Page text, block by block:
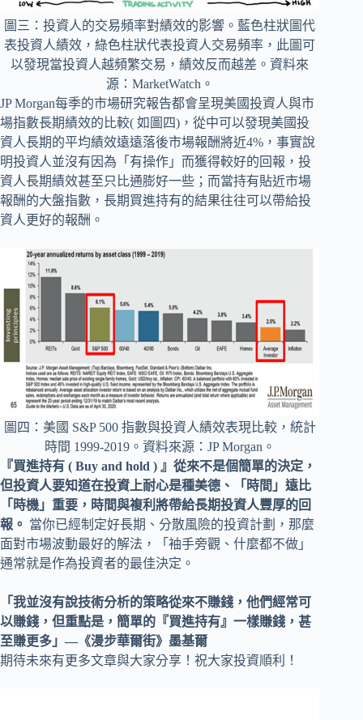
圖三：投資人的交易頻率對績效的影響。藍色柱狀圖代
表投資人績效，綠色柱狀代表投資人交易頻率，此圖可
以發現當投資人越頻繁交易，績效反而越差。資料來
源：MarketWatch。
JP Morgan每季的市場研究報告都會呈現美國投資人與市
場指數長期績效的比較( 如圖四)，從中可以發現美國投
資人長期的平均績效遠遠落後市場報酬將近4%，事實說
明投資人並沒有因為「有操作」而獲得較好的回報，投
資人長期績效甚至只比通膨好一些；而當持有貼近市場
報酬的大盤指數，長期買進持有的結果往往可以帶給投
資人更好的報酬。
圖四：美國 S&P 500 指數與投資人績效表現比較，統計
時間 1999-2019。資料來源：JP Morgan。
『買進持有 ( Buy and hold ) 』從來不是個簡單的決定，
但投資人要知道在投資上耐心是種美德、「時間」遠比
「時機」重要，時間與複利將帶給長期投資人豐厚的回
報。 當你已經制定好長期、分散風險的投資計劃，那麼
面對市場波動最好的解法，「袖手旁觀、什麼都不做」
通常就是作為投資者的最佳決定。
「我並沒有說技術分析的策略從來不賺錢，他們經常可
以賺錢，但重點是，簡單的『買進持有』一樣賺錢，甚
至賺更多」—《漫步華爾街》墨基爾
期待未來有更多文章與大家分享！祝大家投資順利！